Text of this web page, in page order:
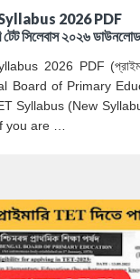
2026 PDF
সিলেবাস ২০২৬ ডাউনলোড
2026 PDF
Board of Primary
Syllabus (New
you are …